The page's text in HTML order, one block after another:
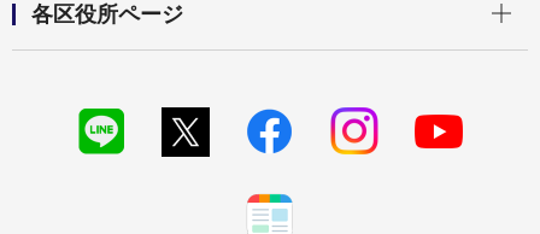
各区役所ページ